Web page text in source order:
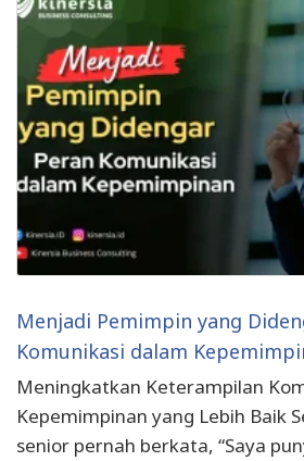
Menjadi Pemimpin yang
Komunikasi dalam
Meningkatkan Keterampilan
Kepemimpinan yang Lebih Baik
senior pernah berkata, “Saya